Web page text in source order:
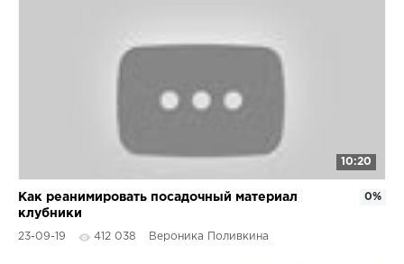
10:20
Как реанимировать посадочный материал
клубники
23-09-19 412 038 Вероника Поливкина
0%